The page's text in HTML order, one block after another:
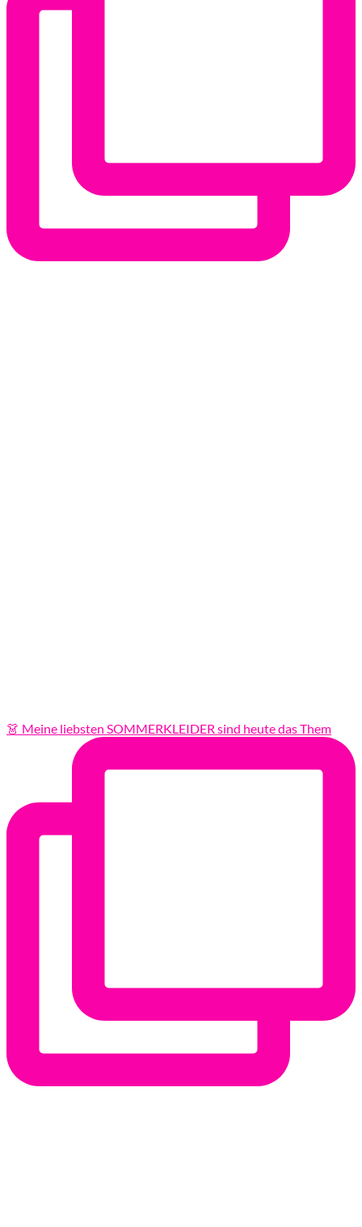
👗 Meine liebsten SOMMERKLEIDER sind heute das Them